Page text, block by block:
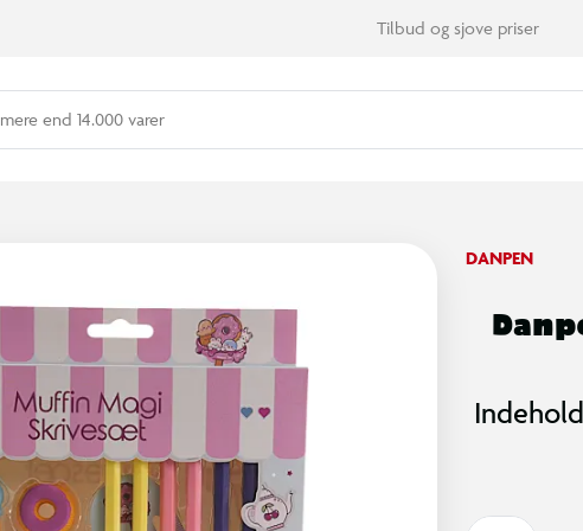
Tilbud og sjove priser
mere end 14.000 varer
DANPEN